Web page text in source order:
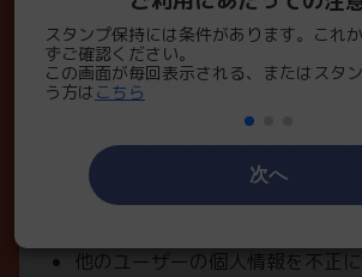
スタンプ保持には条件があります。これ
ずご確認ください。
この画面が毎回表示される、またはスタ
う方は こちら
次へ
第2条（禁止事項）
本サービスの運営を妨げる行為
他のユーザーの個人情報を不正